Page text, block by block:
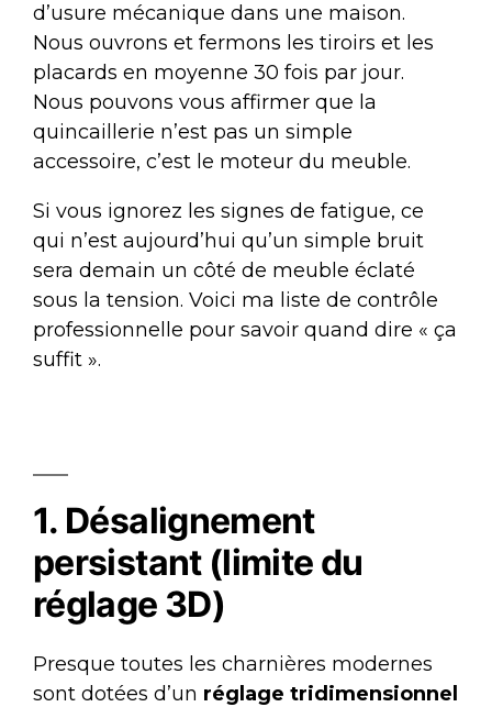
d’usure mécanique dans une maison.
Nous ouvrons et fermons les tiroirs et les
placards en moyenne 30 fois par jour.
Nous pouvons vous affirmer que la
quincaillerie n’est pas un simple
accessoire, c’est le moteur du meuble.
Si vous ignorez les signes de fatigue, ce
qui n’est aujourd’hui qu’un simple bruit
sera demain un côté de meuble éclaté
sous la tension. Voici ma liste de contrôle
professionnelle pour savoir quand dire « ça
suffit ».
1. Désalignement
persistant (limite du
réglage 3D)
Presque toutes les charnières modernes
sont dotées d’un réglage tridimensionnel